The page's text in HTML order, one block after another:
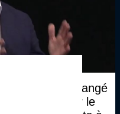
Delport a échangé
bordelais sur le